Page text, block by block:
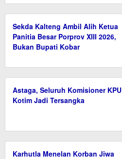
Sekda Kalteng Ambil Alih Ketua
Panitia Besar Porprov XIII 2026,
Bukan Bupati Kobar
Astaga, Seluruh Komisioner KPU
Kotim Jadi Tersangka
Karhutla Menelan Korban Jiwa